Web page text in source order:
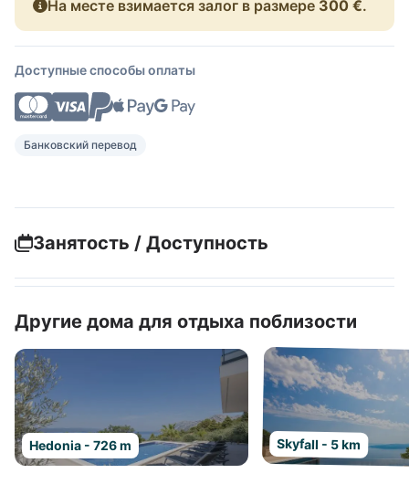
На месте взимается залог в размере 300 €.
Доступные способы оплаты
Банковский перевод
Занятость / Доступность
Другие дома для отдыха поблизости
Hedonia - 726 m Skyfall - 5 km